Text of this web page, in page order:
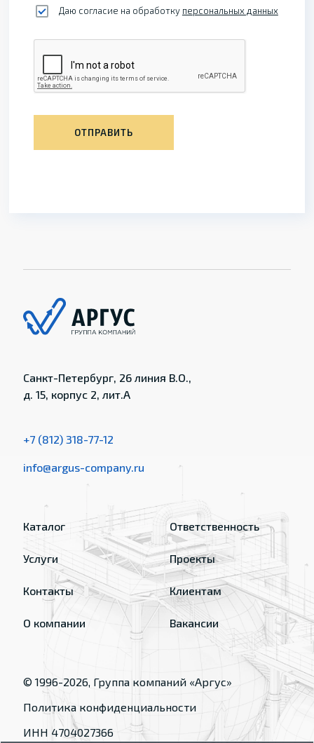
Даю согласие на обработку персональных данных
ОТПРАВИТЬ
Санкт-Петербург, 26 линия В.О.,
д. 15, корпус 2, лит.А
+7 (812) 318-77-12
info@argus-company.ru
Каталог
Услуги
Контакты
О компании
Ответственность
Проекты
Клиентам
Вакансии
© 1996-2026, Группа компаний «Аргус»
Политика конфиденциальности
ИНН 4704027366